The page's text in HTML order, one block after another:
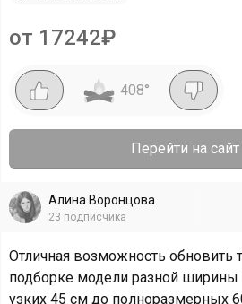
от 17242₽
408°
Перейти на сайт
Алина Воронцова
23 подписчика
Отличная возможность обновить
подборке модели разной ширины
узких 45 см до полноразмерных